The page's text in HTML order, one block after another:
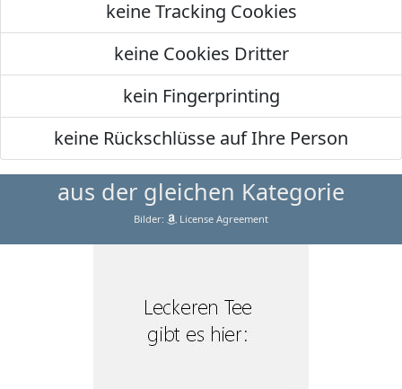
keine Tracking Cookies
keine Cookies Dritter
kein Fingerprinting
keine Rückschlüsse auf Ihre Person
aus der gleichen Kategorie
Bilder: License Agreement